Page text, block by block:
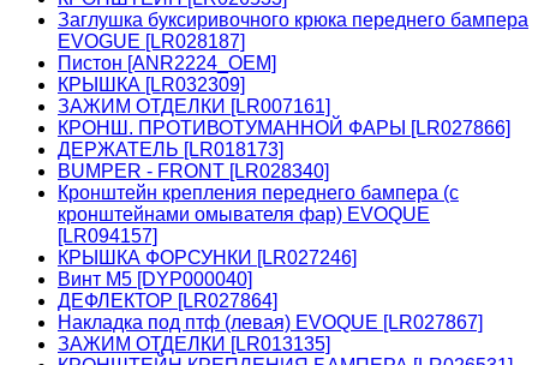
Заглушка буксиривочного крюка переднего бампера
EVOGUE [LR028187]
Пистон [ANR2224_OEM]
КРЫШКА [LR032309]
ЗАЖИМ ОТДЕЛКИ [LR007161]
КРОНШ. ПРОТИВОТУМАННОЙ ФАРЫ [LR027866]
ДЕРЖАТЕЛЬ [LR018173]
BUMPER - FRONT [LR028340]
Кронштейн крепления переднего бампера (с
кронштейнами омывателя фар) EVOQUE
[LR094157]
КРЫШКА ФОРСУНКИ [LR027246]
Винт М5 [DYP000040]
ДЕФЛЕКТОР [LR027864]
Накладка под птф (левая) EVOQUE [LR027867]
ЗАЖИМ ОТДЕЛКИ [LR013135]